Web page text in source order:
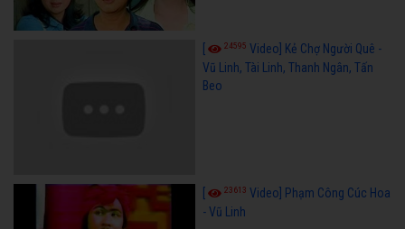
24595 Video] Kẻ Chợ Người Quê -
Vũ Linh, Tài Linh, Thanh Ngân, Tấn
Beo
23613 Video] Phạm Công Cúc Hoa
- Vũ Linh